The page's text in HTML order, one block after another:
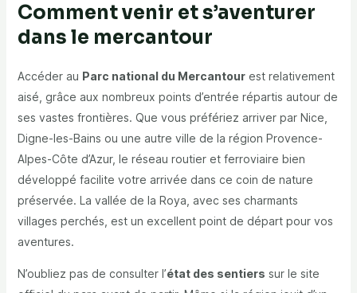
Comment venir et s’aventurer
dans le mercantour
Accéder au Parc national du Mercantourest relativement
aisé, grâce aux nombreux points d’entrée répartis autour de
ses vastes frontières. Que vous préfériez arriver par Nice,
Digne-les-Bains ou une autre ville de la région Provence-
Alpes-Côte d’Azur, le réseau routier et ferroviaire bien
développé facilite votre arrivée dans ce coin de nature
préservée. La vallée de la Roya, avec ses charmants
villages perchés, est un excellent point de départ pour vos
aventures.
N’oubliez pas de consulter l’état des sentiers sur le site